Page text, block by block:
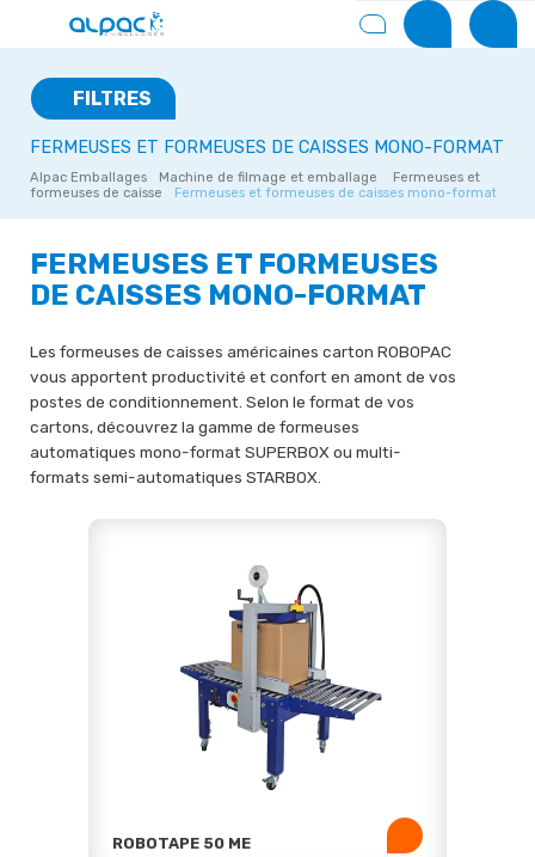
FERMEUSES ET FORMEUSES DE CAISSES MONO-FORMAT
Alpac Emballages Machine de filmage et emballage
Fermeuses et
formeuses de caisse
Fermeuses et formeuses de caisses mono-format
FILTRES
FERMEUSES ET FORMEUSES
DE CAISSES MONO-FORMAT
Les formeuses de caisses américaines carton ROBOPAC
vous apportent productivité et confort en amont de vos
postes de conditionnement. Selon le format de vos
cartons, découvrez la gamme de formeuses
automatiques mono-format SUPERBOX ou multi-
formats semi-automatiques STARBOX.
ROBOTAPE 50 ME